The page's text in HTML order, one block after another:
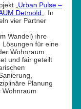
„ Urban Pulse –
Detmold „. In
vier Partner
Wandel) ihre
Lösungen für eine
Wohnraum
und fair geteilt
Planung
Wohnraum